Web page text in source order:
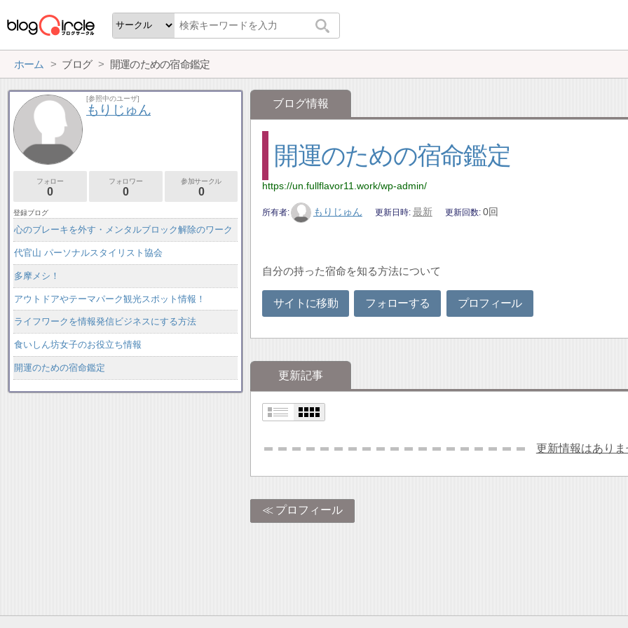
ホーム ブログ 開運のための宿命鑑定
ブログ情報
開運のための宿命鑑定
https://un.fullflavor11.work/wp-admin/
所有者 もりじゅん 更新日時 最新 更新回数 0回
自分の持った宿命を知る方法について
サイトに移動 フォローする プロフィール
更新記事
更新情報はあり
プロフィール
[参照中のユーザ]
もりじゅん
フォロー
0
フォロワー
0
参加サークル
0
登録ブログ
心のブレーキを外す・メンタルブロック解除のワーク
代官山 パーソナルスタイリスト協会
多摩メシ！
アウトドアやテーマパーク観光スポット情報！
ライフワークを情報発信ビジネスにする方法
食いしん坊女子のお役立ち情報
開運のための宿命鑑定